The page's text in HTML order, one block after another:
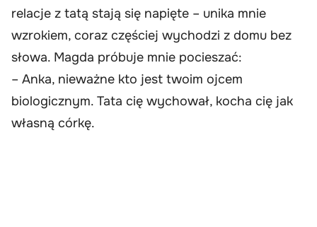
relacje z tatą stają się napięte – unika mnie
wzrokiem, coraz częściej wychodzi z domu bez
słowa. Magda próbuje mnie pocieszać:
– Anka, nieważne kto jest twoim ojcem
biologicznym. Tata cię wychował, kocha cię jak
własną córkę.